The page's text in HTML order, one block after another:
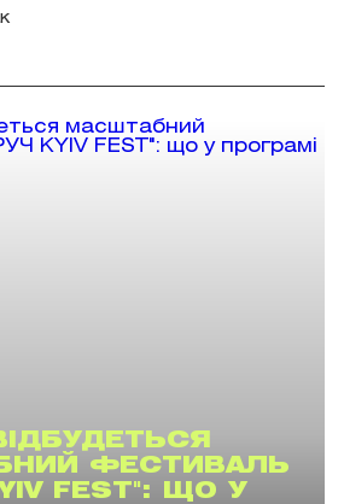
ФЕСТИВАЛЬ
FEST": ЩО У